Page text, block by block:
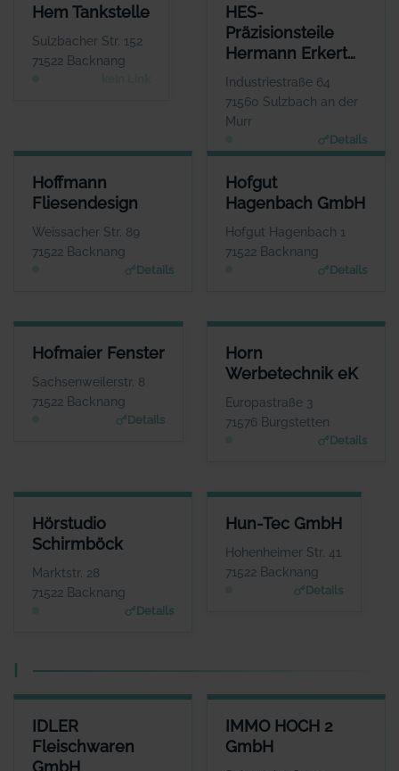
Hem Tankstelle
Sulzbacher Str. 152
71522 Backnang
HEM TANKSTELLE
Herr Berrak Özcan
Keine Website hinterlegt
HES-
Präzisionsteile
Hermann Erkert
GmbH
Industriestraße 64
71560 Sulzbach an der
Murr
Details
HES-PRÄZISIONSTEILE
Hoffmann
Fliesendesign
Weissacher Str. 89
71522 Backnang
Details
HOFFMANN FLIESENDESIGN
ANSPRECHPARTNER
Herr Bernd Hoffmann
www.hoffmann-fliesen.de
Hofgut
Hagenbach GmbH
Hofgut Hagenbach 1
71522 Backnang
Details
HOFGUT HAGENBACH GMBH
ANSPRECHPARTNER
Herr Matthias Wurche
www.hofgut-hagenbach.de
Hofmaier Fenster
Sachsenweilerstr. 8
71522 Backnang
Details
HOFMAIER FENSTER
Herr Herbert
Hofmaier
WEBSITE
www.hofmaier-fenster.
Horn
Werbetechnik eK
Europastraße 3
71576 Burgstetten
Details
HORN WERBETECHNIK EK
ANSPRECHPARTNER
Herr Thomas Horn
www.horn-werbetechni
Hörstudio
Schirmböck
Marktstr. 28
71522 Backnang
Details
HÖRSTUDIO SCHIRMBÖCK
ANSPRECHPARTNER
Frau Anne
www.hoerstudio-schirm
boeck.de
Hun-Tec GmbH
Hohenheimer Str. 41
71522 Backnang
Details
HUN-TEC GMBH
Herr Tamas Gauder
www.hun-tec.de
IDLER
Fleischwaren
GmbH
IDLER FLEISCHWAREN GMBH
ANSPRECHPARTNER
Herr Eberhart Idler
IMMO HOCH 2
GmbH
IMMO HOCH 2 GMBH
ANSPRECHPARTNER